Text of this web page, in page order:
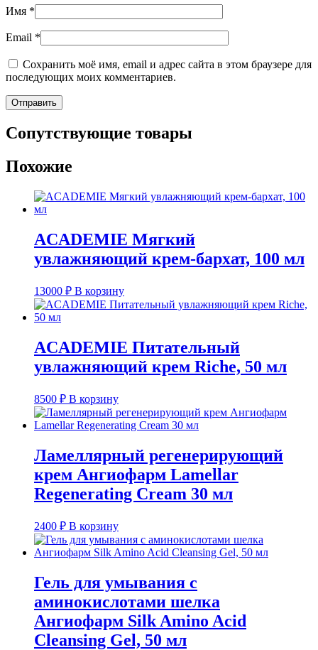
Имя *
Email *
Сохранить моё имя, email и адрес сайта в этом браузере для
последующих моих комментариев.
Сопутствующие товары
Похожие
ACADEMIE Мягкий
увлажняющий крем-бархат, 100 мл
13000 ₽ В корзину
ACADEMIE Питательный
увлажняющий крем Riche, 50 мл
8500 ₽ В корзину
Ламеллярный регенерирующий
крем Ангиофарм Lamellar
Regenerating Cream 30 мл
2400 ₽ В корзину
Гель для умывания с
аминокислотами шелка
Ангиофарм Silk Amino Acid
Cleansing Gel, 50 мл